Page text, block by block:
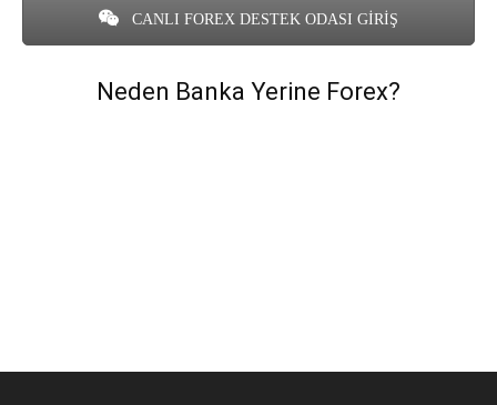
CANLI FOREX DESTEK ODASI GİRİŞ
Neden Banka Yerine Forex?